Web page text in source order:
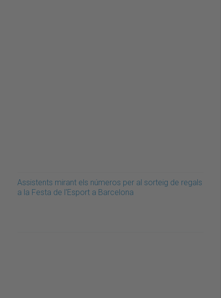
Assistents mirant els números per al sorteig de regals
a la Festa de l'Esport a Barcelona